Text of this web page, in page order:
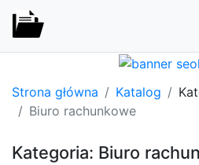
Strona główna Katalog
Biuro rachunkowe
Kategoria: Biuro